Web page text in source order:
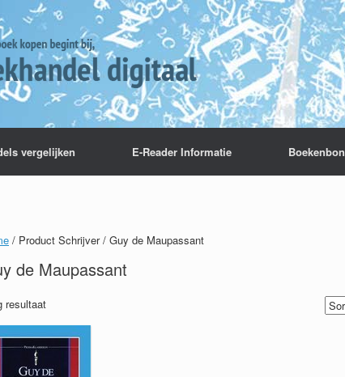
vergelijken E-Reader Informatie Boekenbon
/ Product Schrijver / Guy de Maupassant
de Maupassant
resultaat